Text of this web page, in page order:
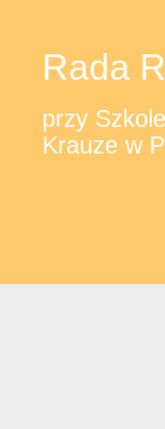
Rada
przy
Krauze w